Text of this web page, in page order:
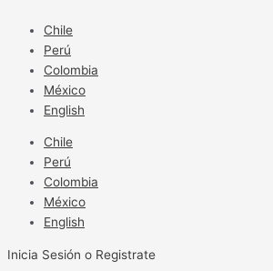
contenido
Chile
Perú
Colombia
México
English
Chile
Perú
Colombia
México
English
Inicia Sesión o Registrate